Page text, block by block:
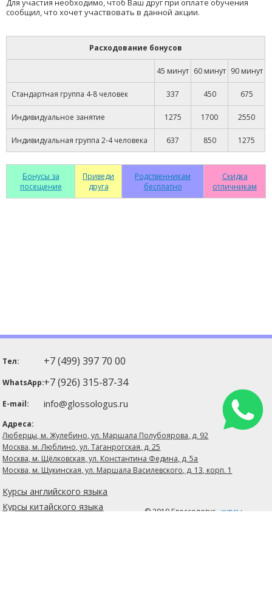
Для участия необходимо, чтоб Ваш друг при оплате обучения
сообщил, что хочет участвовать в данной акции.
Расходование бонусов
45 минут 60 минут 90 минут
Стандартная группа 4-8 человек 337 450 675
Индивидуальное занятие 1275 1700 2550
Индивидуальная группа 2-4 человека 637 850 1275
Бонусы за
посещение
Приведи
друга
Родственникам
бесплатно
Скидка
отличникам
Тел: +7 (499) 397 70 00
WhatsApp:+7 (926) 315-87-34
E-mail: info@glossologus.ru
Адреса:
Люберцы, м. Жулебино, ул. Маршала Полубоярова, д. 92
Москва, м. Люблино, ул. Таганрогская, д. 25
Москва, м. Щёлковская, ул. Константина Федина, д. 5а
Москва, м. Щукинская, ул. Маршала Василевского, д. 13, корп. 1
Курсы английского языка
Курсы китайского языка
© 2019 Глоссологуc,курсы